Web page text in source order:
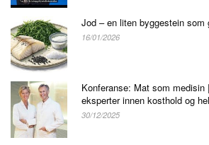
Jod – en liten byggestein som
16/01/2026
Konferanse: Mat som
eksperter innen kosthold og
30/12/2025